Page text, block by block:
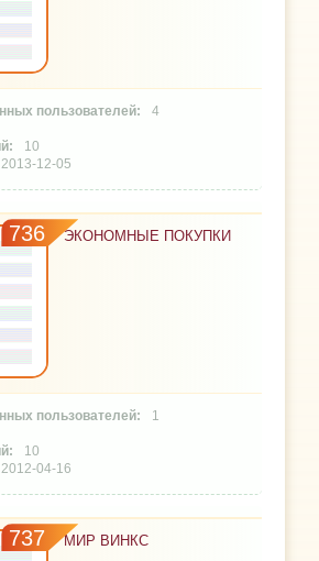
4
10
2013-12-05
736 ЭКОНОМНЫЕ ПОКУПКИ
1
10
2012-04-16
737 МИР ВИНКС